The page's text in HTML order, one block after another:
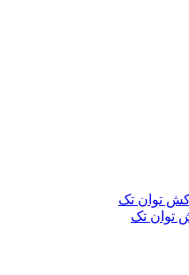
توان تک
توان تک